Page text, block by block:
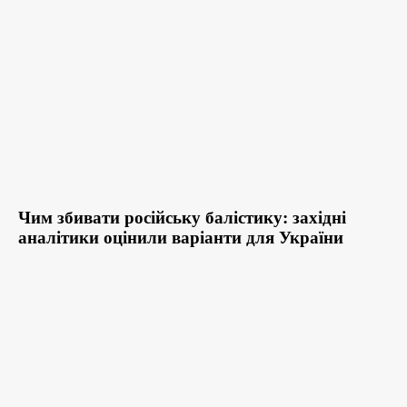
Чим збивати російську балістику: західні
аналітики оцінили варіанти для України